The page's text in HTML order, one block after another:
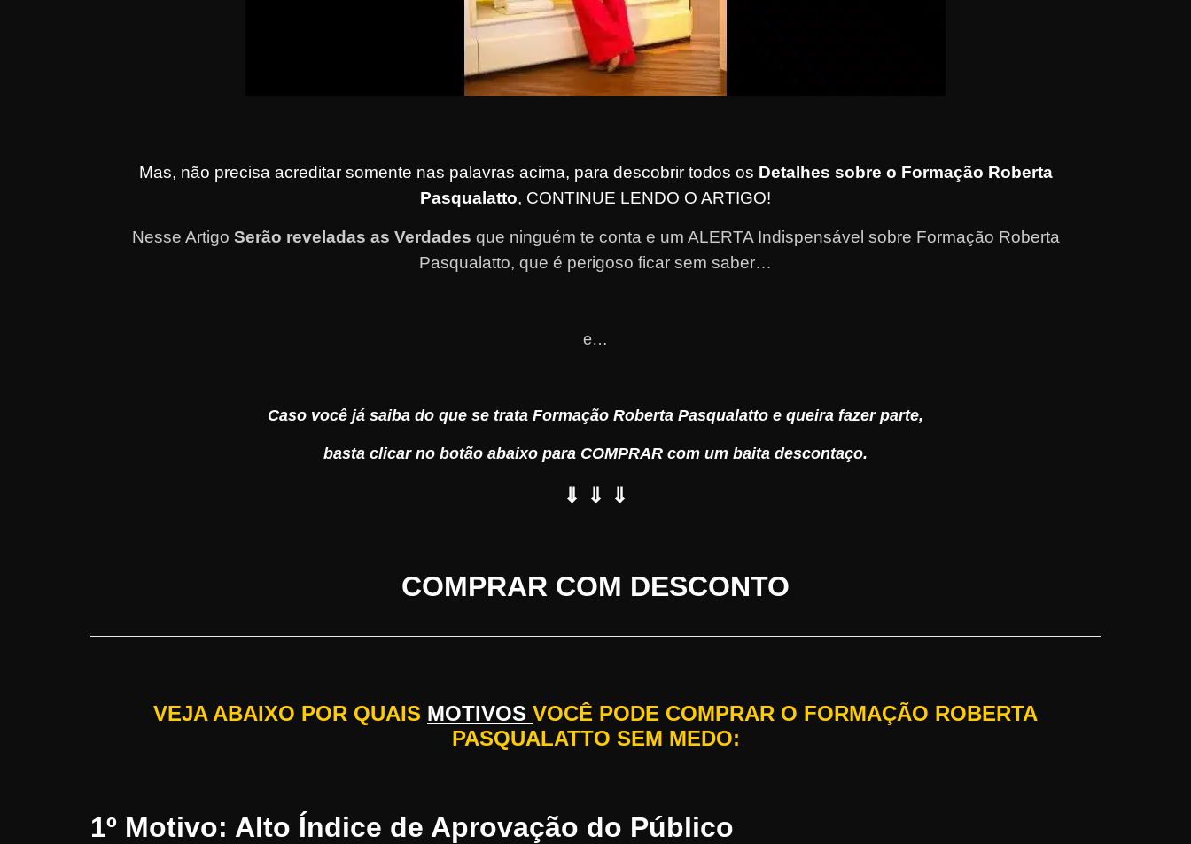
Mas, não precisa acreditar somente nas palavras acima, para descobrir todos os Detalhes sobre o Formação Roberta
Pasqualatto, CONTINUE LENDO O ARTIGO!
Nesse Artigo Serão reveladas as Verdades que ninguém te conta e um ALERTA Indispensável sobre Formação Roberta
Pasqualatto, que é perigoso ficar sem saber…
e…
Caso você já saiba do que se trata Formação Roberta Pasqualatto e queira fazer parte,
basta clicar no botão abaixo para COMPRAR com um baita descontaço.
⇓ ⇓ ⇓
COMPRAR COM DESCONTO
VEJA ABAIXO POR QUAIS MOTIVOS VOCÊ PODE COMPRAR O FORMAÇÃO ROBERTA
PASQUALATTO SEM MEDO:
1º Motivo: Alto Índice de Aprovação do Público